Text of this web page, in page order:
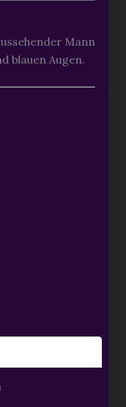
Mann
blauen Augen.